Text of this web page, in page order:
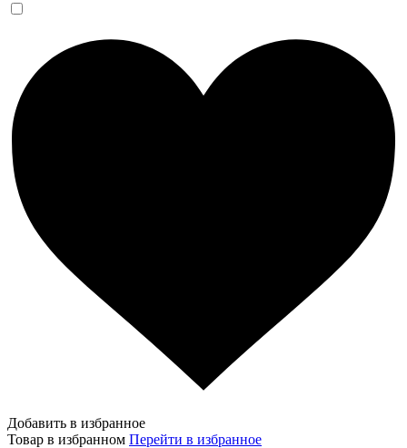
Добавить в избранное
Товар в избранном Перейти в избранное